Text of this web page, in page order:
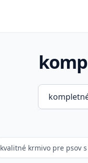
kvalitné krmivo pre psov